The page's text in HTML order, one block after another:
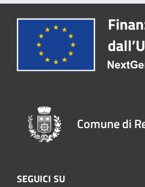
Comune di
SEGUICI SU